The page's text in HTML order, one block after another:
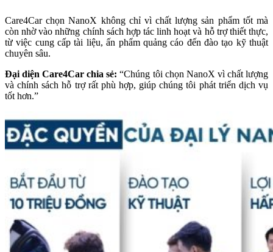
Care4Car chọn NanoX không chỉ vì chất lượng sản phẩm tốt mà
còn nhờ vào những chính sách hợp tác linh hoạt và hỗ trợ thiết thực,
từ việc cung cấp tài liệu, ấn phẩm quảng cáo đến đào tạo kỹ thuật
chuyên sâu.
Đại diện Care4Car chia sẻ: “Chúng tôi chọn NanoX vì chất lượng
và chính sách hỗ trợ rất phù hợp, giúp chúng tôi phát triển dịch vụ
tốt hơn.”